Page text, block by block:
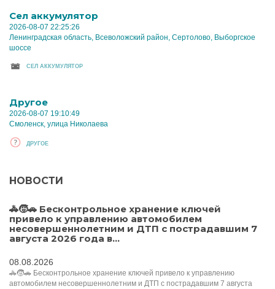
Cел аккумулятор
2026-08-07 22:25:26
Ленинградская область, Всеволожский район, Сертолово, Выборгское
шоссе
CЕЛ АККУМУЛЯТОР
Другое
2026-08-07 19:10:49
Смоленск, улица Николаева
ДРУГОЕ
НОВОСТИ
🚓🧒🚗 Бесконтрольное хранение ключей
привело к управлению автомобилем
несовершеннолетним и ДТП с пострадавшим 7
августа 2026 года в...
08.08.2026
🚓🧒🚗 Бесконтрольное хранение ключей привело к управлению
автомобилем несовершеннолетним и ДТП с пострадавшим 7 августа